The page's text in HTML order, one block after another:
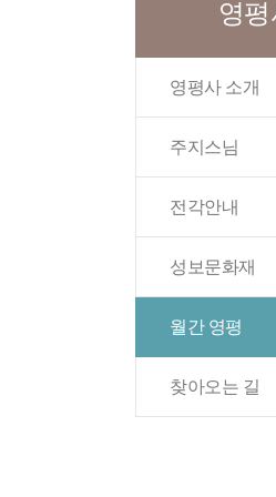
영
영평사 소개
주지스님
전각안내
성보문화재
월간 영평
찾아오는 길